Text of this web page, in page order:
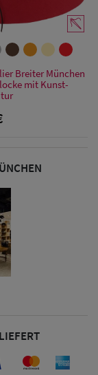
Breiter München
mit Kunst-